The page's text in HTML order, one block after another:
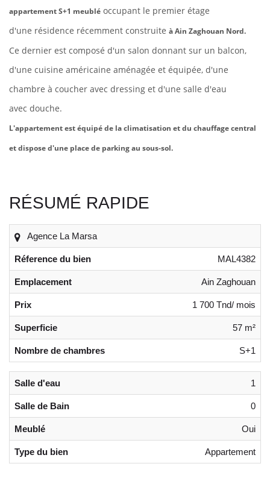
appartement S+1 meublé occupant le premier étage
d'une résidence récemment construite à Ain Zaghouan Nord.
Ce dernier est composé d'un salon donnant sur un balcon,
d'une cuisine américaine aménagée et équipée, d'une
chambre à coucher avec dressing et d'une salle d'eau
avec douche.
L'appartement est équipé de la climatisation et du chauffage central
et dispose d'une place de parking au sous-sol.
RÉSUMÉ RAPIDE
Agence La Marsa
Réference du bien MAL4382
Emplacement Ain Zaghouan
Prix 1 700 Tnd/ mois
Superficie 57 m²
Nombre de chambres S+1
Salle d'eau 1
Salle de Bain 0
Meublé Oui
Type du bien Appartement